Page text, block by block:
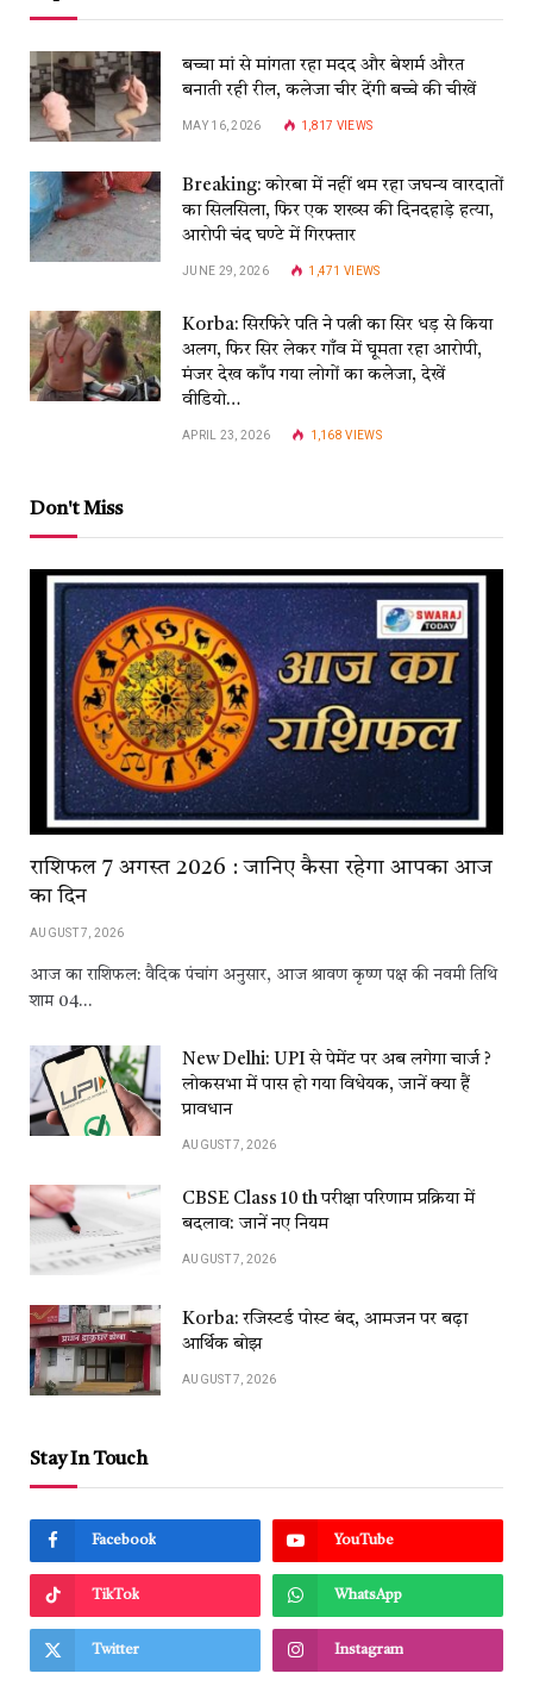
बच्चा मां से मांगता रहा मदद और बेशर्म औरत
बनाती रही रील, कलेजा चीर देंगी बच्चे की चीखें
MAY 16, 2026 1,817 VIEWS
Breaking: कोरबा में नहीं थम रहा जघन्य वारदातों
का सिलसिला, फिर एक शख्स की दिनदहाड़े हत्या,
आरोपी चंद घण्टे में गिरफ्तार
JUNE 29, 2026 1,471VIEWS
Korba: सिरफिरे पति ने पत्नी का सिर धड़ से किया
अलग, फिर सिर लेकर गाँव में घूमता रहा आरोपी,
मंजर देख काँप गया लोगों का कलेजा, देखें
वीडियो…
APRIL 23, 2026 1,168VIEWS
Don't Miss
राशिफल 7 अगस्त 2026 : जानिए कैसा रहेगा आपका आज
का दिन
AUGUST 7, 2026
आज का राशिफल: वैदिक पंचांग अनुसार, आज श्रावण कृष्ण पक्ष की नवमी तिथि
शाम 04…
New Delhi: UPI से पेमेंट पर अब लगेगा चार्ज ?
लोकसभा में पास हो गया विधेयक, जानें क्या हैं
प्रावधान
AUGUST 7, 2026
CBSE Class 10 th परीक्षा परिणाम प्रक्रिया में
बदलाव: जानें नए नियम
AUGUST 7, 2026
Korba: रजिस्टर्ड पोस्ट बंद, आमजन पर बढ़ा
आर्थिक बोझ
AUGUST 7, 2026
Stay In Touch
Facebook YouTube
TikTok WhatsApp
Twitter Instagram